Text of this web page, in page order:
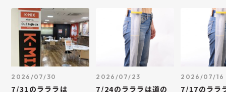
2026/07/30
7/31のラララは
2026/07/23
7/24のラララは道の
2026/07/16
7/17のララ